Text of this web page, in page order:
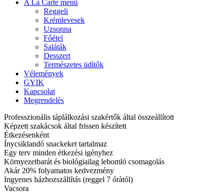
A La Carte menü
Reggeli
Krémlevesek
Uzsonna
Főétel
Saláták
Desszert
Természetes üdítők
Vélemények
GYIK
Kapcsolat
Megrendelés
Professzionális táplálkozási szakértők által összeállított
Képzett szakácsok által frissen készített
Étkezésenként
Ínycsiklandó snackeket tartalmaz
Egy terv minden étkezési igényhez
Környezetbarát és biológiailag lebomló csomagolás
Akár 20% folyamatos kedvezmény
Ingyenes házhozszállítás (reggel 7 óràtól)
Vacsora